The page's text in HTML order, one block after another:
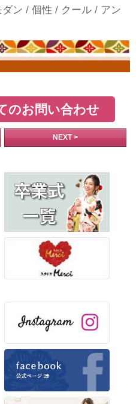
ン / 個性 / クール / アン
のお問い合わせ
NEXT >